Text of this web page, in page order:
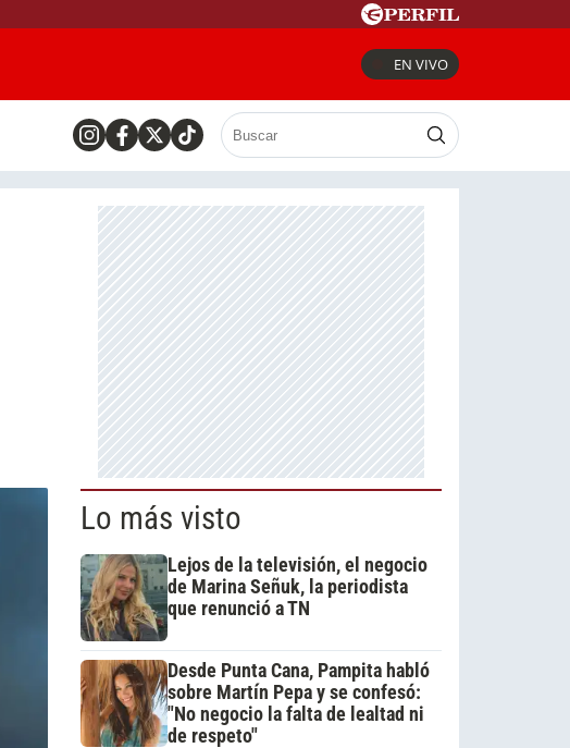
EN VIVO
Lo más visto
Lejos de la televisión, el negocio
de Marina Señuk, la periodista
que renunció a TN
Desde Punta Cana, Pampita habló
sobre Martín Pepa y se confesó:
"No negocio la falta de lealtad ni
de respeto"